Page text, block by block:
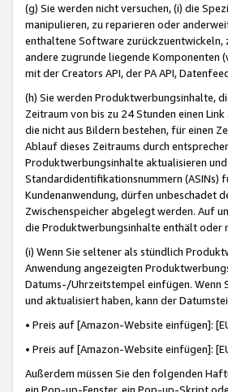
(g) Sie werden nicht versuchen, (i) die
manipulieren, zu reparieren oder
enthaltene Software zurückzuentwickeln,
andere zugrunde liegende Komponenten
mit der Creators API, der PA API,
(h) Sie werden Produktwerbungsinhalte,
Zeitraum von bis zu 24 Stunden einen
die nicht aus Bildern bestehen, für einen
Ablauf dieses Zeitraums durch
Produktwerbungsinhalte aktualisieren
Standardidentifikationsnummern (ASINs)
Kundenanwendung, dürfen unbeschadet
Zwischenspeicher abgelegt werden. Auf
die Produktwerbungsinhalte enthält oder
(i) Wenn Sie seltener als stündlich
Anwendung angezeigten
Datums-/Uhrzeitstempel einfügen. Wenn
und aktualisiert haben, kann der
• Preis auf [Amazon-Website einfügen]:
• Preis auf [Amazon-Website einfügen]:
Außerdem müssen Sie den folgenden
ein Pop-up-Fenster, ein Pop-up-Skript